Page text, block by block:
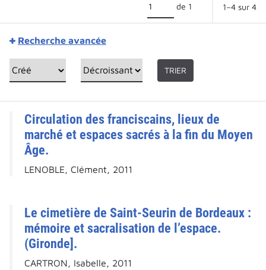
de 1 1–4 sur 4
Recherche avancée
TRIER
Circulation des franciscains, lieux de
marché et espaces sacrés à la fin du Moyen
Âge.
LENOBLE, Clément, 2011
Le cimetière de Saint-Seurin de Bordeaux :
mémoire et sacralisation de l’espace.
(Gironde].
CARTRON, Isabelle, 2011